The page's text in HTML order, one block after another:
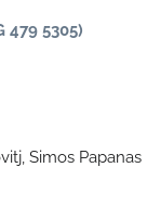
479 5305)
Simos Papanas